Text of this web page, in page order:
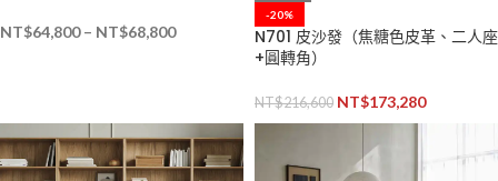
NT$64,800 – NT$68,800
-20%
N701 皮沙發（焦糖色皮革、二人座
+圓轉角）
NT$216,600 NT$173,280